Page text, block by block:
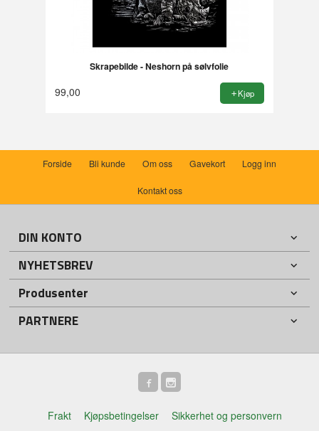
Skrapebilde - Neshorn på sølvfolie
99,00 Kjøp
Forside Bli kunde Om oss Gavekort Logg inn
Kontakt oss
DIN KONTO
NYHETSBREV
Produsenter
PARTNERE
Frakt Kjøpsbetingelser Sikkerhet og personvern